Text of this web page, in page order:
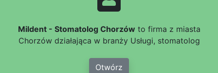
Mildent - Stomatolog Chorzów to firma z miasta
Chorzów działająca w branży Usługi, stomatolog
Otwórz